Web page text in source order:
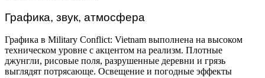
Графика, звук, атмосфера
Графика в Military Conflict: Vietnam выполнена на высоком
техническом уровне с акцентом на реализм. Плотные
джунгли, рисовые поля, разрушенные деревни и грязь
выглядят потрясающе. Освещение и погодные эффекты